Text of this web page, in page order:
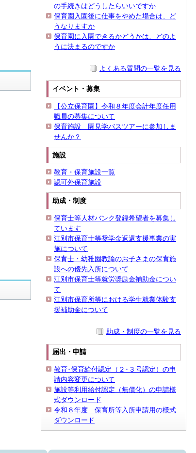
の手続きはどうしたらいいですか
保育園入園後に仕事をやめた場合は、ど
うなりますか
保育園に入園できるかどうかは、どのよ
うに決まるのですか
よくある質問の一覧を見る
イベント・募集
【公立保育園】令和８年度会計年度任用
職員の募集について
保育施設 園見学バスツアーに参加しま
せんか？
施設
教育・保育施設一覧
認可外保育施設
助成・制度
保育士等人材バンク登録希望者を募集し
ています
江別市保育士等奨学金返還支援事業の実
施について
保育士・幼稚園教諭のお子さまの保育施
設への優先入所について
江別市保育士等就労奨励金補助金につい
て
江別市保育所等における学生就業体験支
援補助金について
助成・制度の一覧を見る
届出・申請
教育･保育給付認定（２･３号認定）の申
請内容変更について
施設等利用給付認定（無償化）の申請様
式ダウンロード
令和８年度 保育所等入所申請用の様式
ダウンロード